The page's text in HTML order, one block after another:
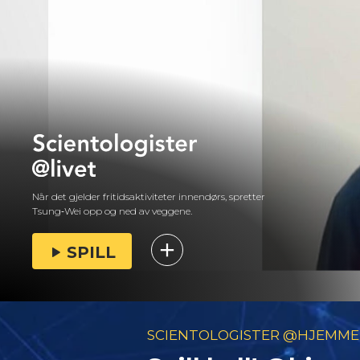
Når det gjelder fritidsaktiviteter innendørs, spretter
Tsung‑Wei opp og ned av veggene.
SPILL
SCIENTOLOGISTER @HJEMME